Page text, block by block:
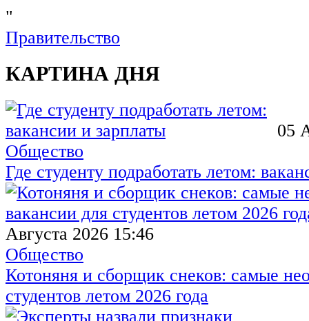
"
Правительство
КАРТИНА ДНЯ
05
Общество
Где студенту подработать летом:
Августа 2026 15:46
Общество
Котоняня и сборщик снеков: самые
студентов летом 2026 года